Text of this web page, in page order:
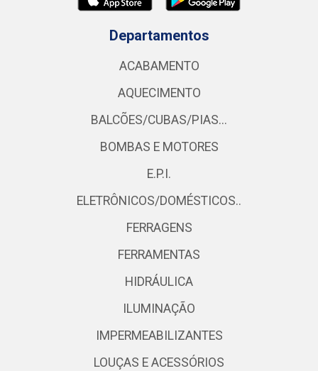
Departamentos
ACABAMENTO
AQUECIMENTO
BALCÕES/CUBAS/PIAS...
BOMBAS E MOTORES
E.P.I.
ELETRÔNICOS/DOMÉSTICOS..
FERRAGENS
FERRAMENTAS
HIDRÁULICA
ILUMINAÇÃO
IMPERMEABILIZANTES
LOUÇAS E ACESSÓRIOS